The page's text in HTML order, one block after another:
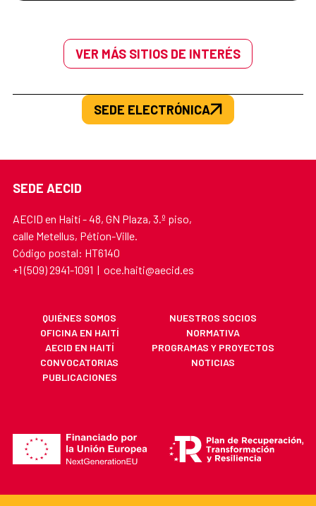
VER MÁS SITIOS DE INTERÉS
SEDE ELECTRÓNICA
SEDE AECID
AECID en Haití - 48, GN Plaza, 3.º piso,
calle Metellus, Pétion-Ville.
Código postal: HT6140
+1 (509) 2941-1091 | oce.haiti@aecid.es
QUIÉNES SOMOS
NUESTROS SOCIOS
OFICINA EN HAITÍ
NORMATIVA
AECID EN HAITÍ
PROGRAMAS Y PROYECTOS
CONVOCATORIAS
NOTICIAS
PUBLICACIONES